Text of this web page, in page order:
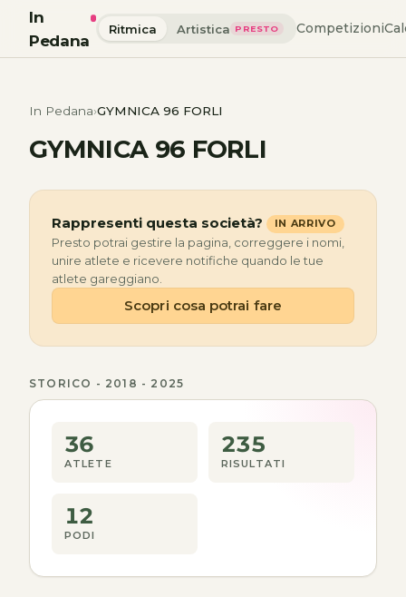
In
Pedana
Ritmica Artistica PRESTO Competizioni
In Pedana GYMNICA 96 FORLI
GYMNICA 96 FORLI
Rappresenti questa società? IN ARRIVO
Presto potrai gestire la pagina, correggere i nomi,
unire atlete e ricevere notifiche quando le tue
atlete gareggiano.
Scopri cosa potrai fare
STORICO - 2018 - 2025
36
ATLETE
235
RISULTATI
12
PODI